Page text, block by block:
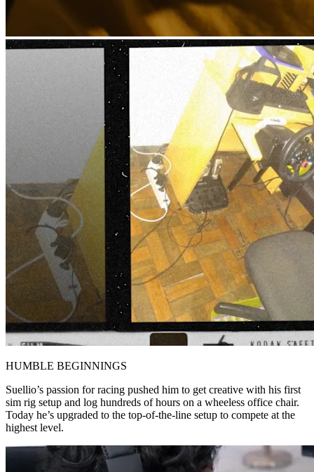
HUMBLE BEGINNINGS
Suellio’s passion for racing pushed him to get creative with his first
sim rig setup and log hundreds of hours on a wheeless office chair.
Today he’s upgraded to the top-of-the-line setup to compete at the
highest level.